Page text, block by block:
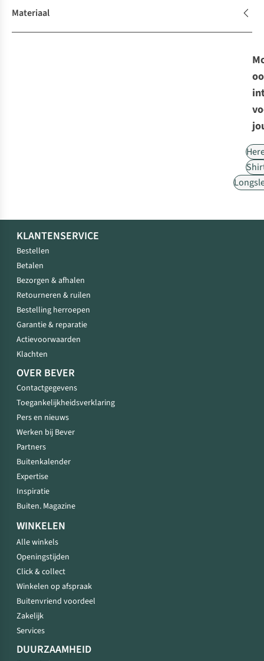
Materiaal
KLANTENSERVICE
Bestellen
Betalen
Bezorgen & afhalen
Retourneren & ruilen
Bestelling herroepen
Garantie & reparatie
Actievoorwaarden
Klachten
OVER BEVER
Contactgegevens
Toegankelijkheidsverklaring
Pers en nieuws
Werken bij Bever
Partners
Buitenkalender
Expertise
Inspiratie
Buiten. Magazine
WINKELEN
Alle winkels
Openingstijden
Click & collect
Winkelen op afspraak
Buitenvriend voordeel
Zakelijk
Services
DUURZAAMHEID